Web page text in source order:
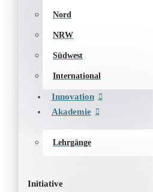
Nord
NRW
Südwest
International
Innovation
Akademie
Lehrgänge
Initiative